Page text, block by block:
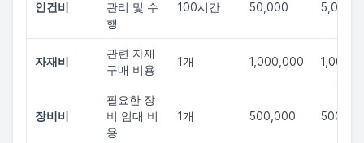
인건비
관리 및 수
행
100시간 50,000
자재비
관련 자재
구매 비용
1개 1,000,000
장비비
필요한 장
비 임대 비
용
1개 500,000